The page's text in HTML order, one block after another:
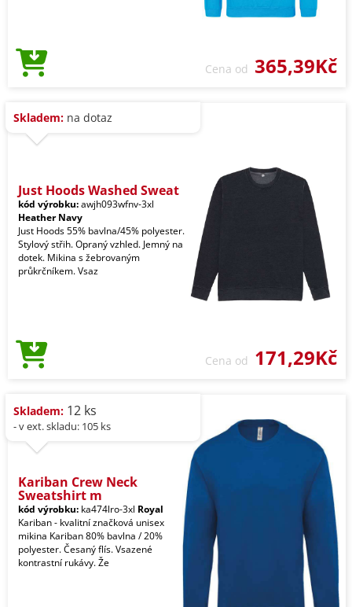
Cena od 365,39Kč
Skladem: na dotaz
Just Hoods Washed Sweat
kód výrobku:awjh093wfnv-3xl
Heather Navy
Just Hoods 55% bavlna/45% polyester.
Stylový střih. Opraný vzhled. Jemný na
dotek. Mikina s žebrovaným
průkrčníkem. Vsaz
Cena od 171,29Kč
Skladem: 12 ks
- v ext. skladu: 105 ks
Kariban Crew Neck
Sweatshirt m
kód výrobku: ka474lro-3xl Royal
Kariban - kvalitní značková unisex
mikina Kariban 80% bavlna / 20%
polyester. Česaný flís. Vsazené
kontrastní rukávy. Že